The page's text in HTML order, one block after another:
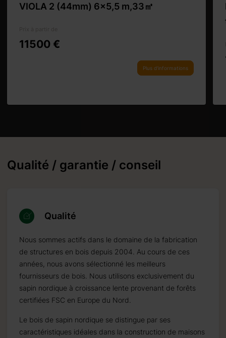
VIOLA 2 (44mm) 6×5,5 m,33㎡
11500 €
Plus d'informations
Qualité / garantie / conseil
Qualité
Nous sommes actifs dans le domaine de la fabrication
de structures en bois depuis 2004. Au cours de ces
années, nous avons sélectionné les meilleurs
fournisseurs de bois. Nous utilisons exclusivement du
sapin nordique à croissance lente provenant de forêts
certifiées FSC en Europe du Nord.
Le bois de sapin nordique se distingue par ses
caractéristiques idéales dans la construction de maisons